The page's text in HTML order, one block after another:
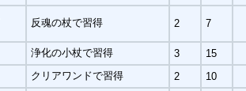
反魂の杖で習得 2 7
浄化の小杖で習得 3
15
クリアワンドで習得 2
10